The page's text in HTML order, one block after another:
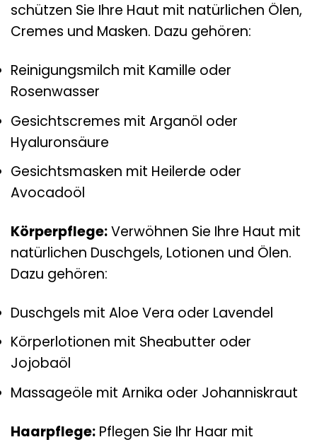
schützen Sie Ihre Haut mit natürlichen Ölen,
Cremes und Masken. Dazu gehören:
Reinigungsmilch mit Kamille oder
Rosenwasser
Gesichtscremes mit Arganöl oder
Hyaluronsäure
Gesichtsmasken mit Heilerde oder
Avocadoöl
Körperpflege:Verwöhnen Sie Ihre Haut mit
natürlichen Duschgels, Lotionen und Ölen.
Dazu gehören:
Duschgels mit Aloe Vera oder Lavendel
Körperlotionen mit Sheabutter oder
Jojobaöl
Massageöle mit Arnika oder Johanniskraut
Haarpflege: Pflegen Sie Ihr Haar mit